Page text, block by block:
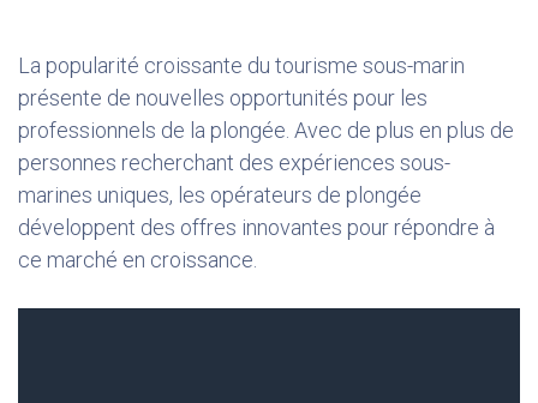
La popularité croissante du tourisme sous-marin
présente de nouvelles opportunités pour les
professionnels de la plongée. Avec de plus en plus de
personnes recherchant des expériences sous-
marines uniques, les opérateurs de plongée
développent des offres innovantes pour répondre à
ce marché en croissance.